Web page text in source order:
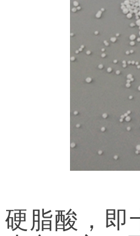
硬脂酸，即